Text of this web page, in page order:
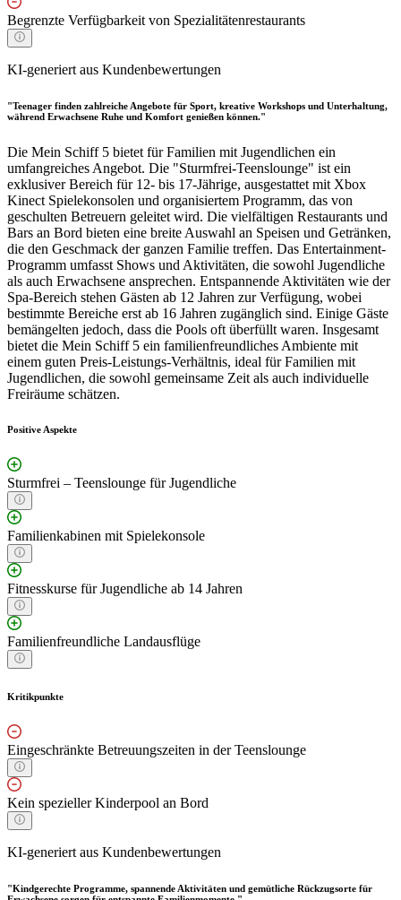
Begrenzte Verfügbarkeit von Spezialitätenrestaurants
KI-generiert aus Kundenbewertungen
"Teenager finden zahlreiche Angebote für Sport, kreative Workshops und Unterhaltung,
während Erwachsene Ruhe und Komfort genießen können."
Die Mein Schiff 5 bietet für Familien mit Jugendlichen ein
umfangreiches Angebot. Die "Sturmfrei-Teenslounge" ist ein
exklusiver Bereich für 12- bis 17-Jährige, ausgestattet mit Xbox
Kinect Spielekonsolen und organisiertem Programm, das von
geschulten Betreuern geleitet wird. Die vielfältigen Restaurants und
Bars an Bord bieten eine breite Auswahl an Speisen und Getränken,
die den Geschmack der ganzen Familie treffen. Das Entertainment-
Programm umfasst Shows und Aktivitäten, die sowohl Jugendliche
als auch Erwachsene ansprechen. Entspannende Aktivitäten wie der
Spa-Bereich stehen Gästen ab 12 Jahren zur Verfügung, wobei
bestimmte Bereiche erst ab 16 Jahren zugänglich sind. Einige Gäste
bemängelten jedoch, dass die Pools oft überfüllt waren. Insgesamt
bietet die Mein Schiff 5 ein familienfreundliches Ambiente mit
einem guten Preis-Leistungs-Verhältnis, ideal für Familien mit
Jugendlichen, die sowohl gemeinsame Zeit als auch individuelle
Freiräume schätzen.
Positive Aspekte
Sturmfrei – Teenslounge für Jugendliche
Familienkabinen mit Spielekonsole
Fitnesskurse für Jugendliche ab 14 Jahren
Familienfreundliche Landausflüge
Kritikpunkte
Eingeschränkte Betreuungszeiten in der Teenslounge
Kein spezieller Kinderpool an Bord
KI-generiert aus Kundenbewertungen
"Kindgerechte Programme, spannende Aktivitäten und gemütliche Rückzugsorte für